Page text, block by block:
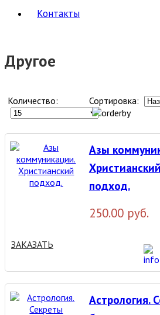
Контакты
Другое
Количество: Сортировка:
Азы
Христианский
подход.
250.00 руб.
ЗАКАЗАТЬ
Астрология.